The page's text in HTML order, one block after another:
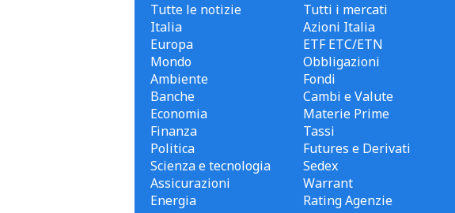
Tutte le notizie
Italia
Europa
Mondo
Ambiente
Banche
Economia
Finanza
Politica
Scienza e tecnologia
Assicurazioni
Energia
Tutti i mercati
Azioni Italia
ETF ETC/ETN
Obbligazioni
Fondi
Cambi e Valute
Materie Prime
Tassi
Futures e Derivati
Sedex
Warrant
Rating Agenzie